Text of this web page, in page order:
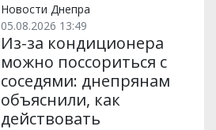
Новости Днепра
05.08.2026 13:49
Из-за кондиционера
можно поссориться с
соседями: днепрянам
объяснили, как
действовать